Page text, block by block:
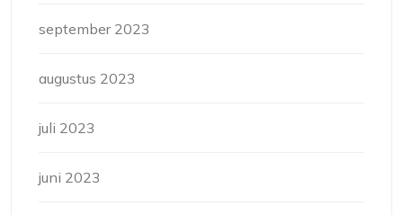
september 2023
augustus 2023
juli 2023
juni 2023